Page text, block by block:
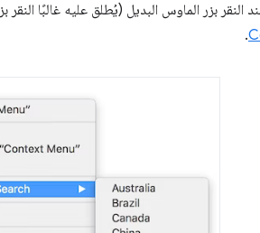
النقر بزر الماوس البديل (يُطلق عليه غالبًا
.